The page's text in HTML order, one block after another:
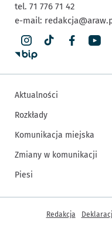
tel. 71 776 71 42
e-mail:
Aktualności
Rozkłady
Komunikacja miejska
Zmiany w komunikacji
Piesi
Inne informacje
Redakcja